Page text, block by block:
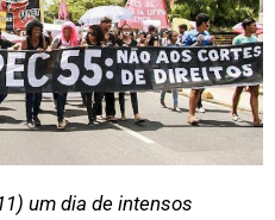
um dia de intensos